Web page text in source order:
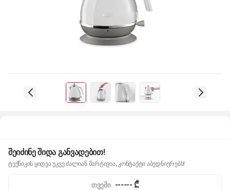
შეიძინე შიდა განვადებით!
ტექნიკის ყიდვა უკვე ძალიან მარტივია, კონტაქტი აბედნიერებს!
თვეში ------₾